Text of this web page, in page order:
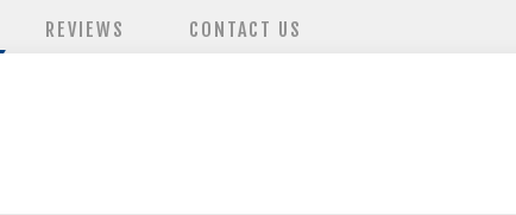
REVIEWS CONTACT US